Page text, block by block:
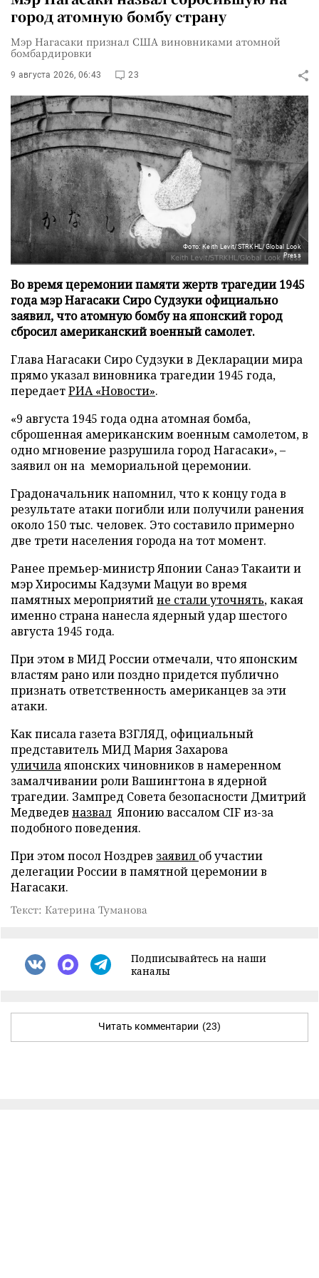
город атомную бомбу страну
Мэр Нагасаки признал США виновниками атомной
бомбардировки
9 августа 2026, 06:43 23
Фото: Keith Levit/STRKHL/Global Look
Press
Во время церемонии памяти жертв трагедии 1945
года мэр Нагасаки Сиро Судзуки официально
заявил, что атомную бомбу на японский город
сбросил американский военный самолет.
Глава Нагасаки Сиро Судзуки в Декларации мира
прямо указал виновника трагедии 1945 года,
передаетРИА «Новости».
«9 августа 1945 года одна атомная бомба,
сброшенная американским военным самолетом, в
одно мгновение разрушила город Нагасаки», –
заявил он на мемориальной церемонии.
Градоначальник напомнил, что к концу года в
результате атаки погибли или получили ранения
около 150 тыс. человек. Это составило примерно
две трети населения города на тот момент.
Ранее премьер-министр Японии Санаэ Такаити и
мэр Хиросимы Кадзуми Мацуи во время
памятных мероприятийне стали уточнять, какая
именно страна нанесла ядерный удар шестого
августа 1945 года.
При этом в МИД России отмечали, что японским
властям рано или поздно придется публично
признать ответственность американцев за эти
атаки.
Как писала газета ВЗГЛЯД, официальный
представитель МИД Мария Захарова
уличилаяпонских чиновников в намеренном
замалчивании роли Вашингтона в ядерной
трагедии. Зампред Совета безопасности Дмитрий
Медведев назвал Японию вассалом CIF из-за
подобного поведения.
При этом посол Ноздрев заявил об участии
делегации России в памятной церемонии в
Нагасаки.
Текст: Катерина Туманова
Подписывайтесь на наши
каналы
Читать комментарии (23)